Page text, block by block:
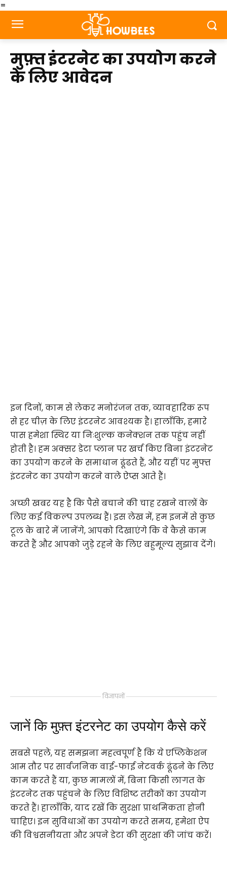
=
मुफ़्त इंटरनेट का उपयोग करने
के लिए आवेदन
इन दिनों, काम से लेकर मनोरंजन तक, व्यावहारिक रूप
से हर चीज़ के लिए इंटरनेट आवश्यक है। हालाँकि, हमारे
पास हमेशा स्थिर या निःशुल्क कनेक्शन तक पहुंच नहीं
होती है। हम अक्सर डेटा प्लान पर खर्च किए बिना इंटरनेट
का उपयोग करने के समाधान ढूंढते हैं, और यहीं पर मुफ्त
इंटरनेट का उपयोग करने वाले ऐप्स आते हैं।
अच्छी खबर यह है कि पैसे बचाने की चाह रखने वालों के
लिए कई विकल्प उपलब्ध हैं। इस लेख में, हम इनमें से कुछ
टूल के बारे में जानेंगे, आपको दिखाएंगे कि वे कैसे काम
करते हैं और आपको जुड़े रहने के लिए बहुमूल्य सुझाव देंगे।
विज्ञापनों
जानें कि मुफ़्त इंटरनेट का उपयोग कैसे करें
सबसे पहले, यह समझना महत्वपूर्ण है कि ये एप्लिकेशन
आम तौर पर सार्वजनिक वाई-फाई नेटवर्क ढूंढने के लिए
काम करते हैं या, कुछ मामलों में, बिना किसी लागत के
इंटरनेट तक पहुंचने के लिए विशिष्ट तरीकों का उपयोग
करते हैं। हालाँकि, याद रखें कि सुरक्षा प्राथमिकता होनी
चाहिए। इन सुविधाओं का उपयोग करते समय, हमेशा ऐप
की विश्वसनीयता और अपने डेटा की सुरक्षा की जांच करें।